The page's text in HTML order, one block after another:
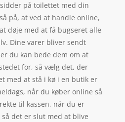
på toilettet med din
på, at ved at handle online,
døje med at få bugseret alle
Dine varer bliver sendt
du kan bede dem om at
for, så vælg det, der
med at stå i kø i en butik er
når du køber online så
til kassen, når du er
det er slut med at blive